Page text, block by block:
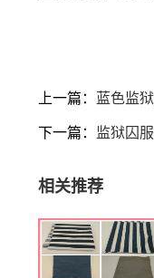
上一篇： 蓝色监
下一篇： 监狱囚
相关推荐